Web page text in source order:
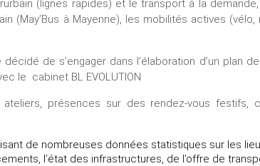
(lignes rapides) et le transport à la
(May’Bus à Mayenne), les mobilités actives
de s’engager dans l’élaboration d’un plan
le cabinet BL EVOLUTION
présences sur des rendez-vous festifs,
de nombreuses données statistiques sur les
l’état des infrastructures, de l’offre de